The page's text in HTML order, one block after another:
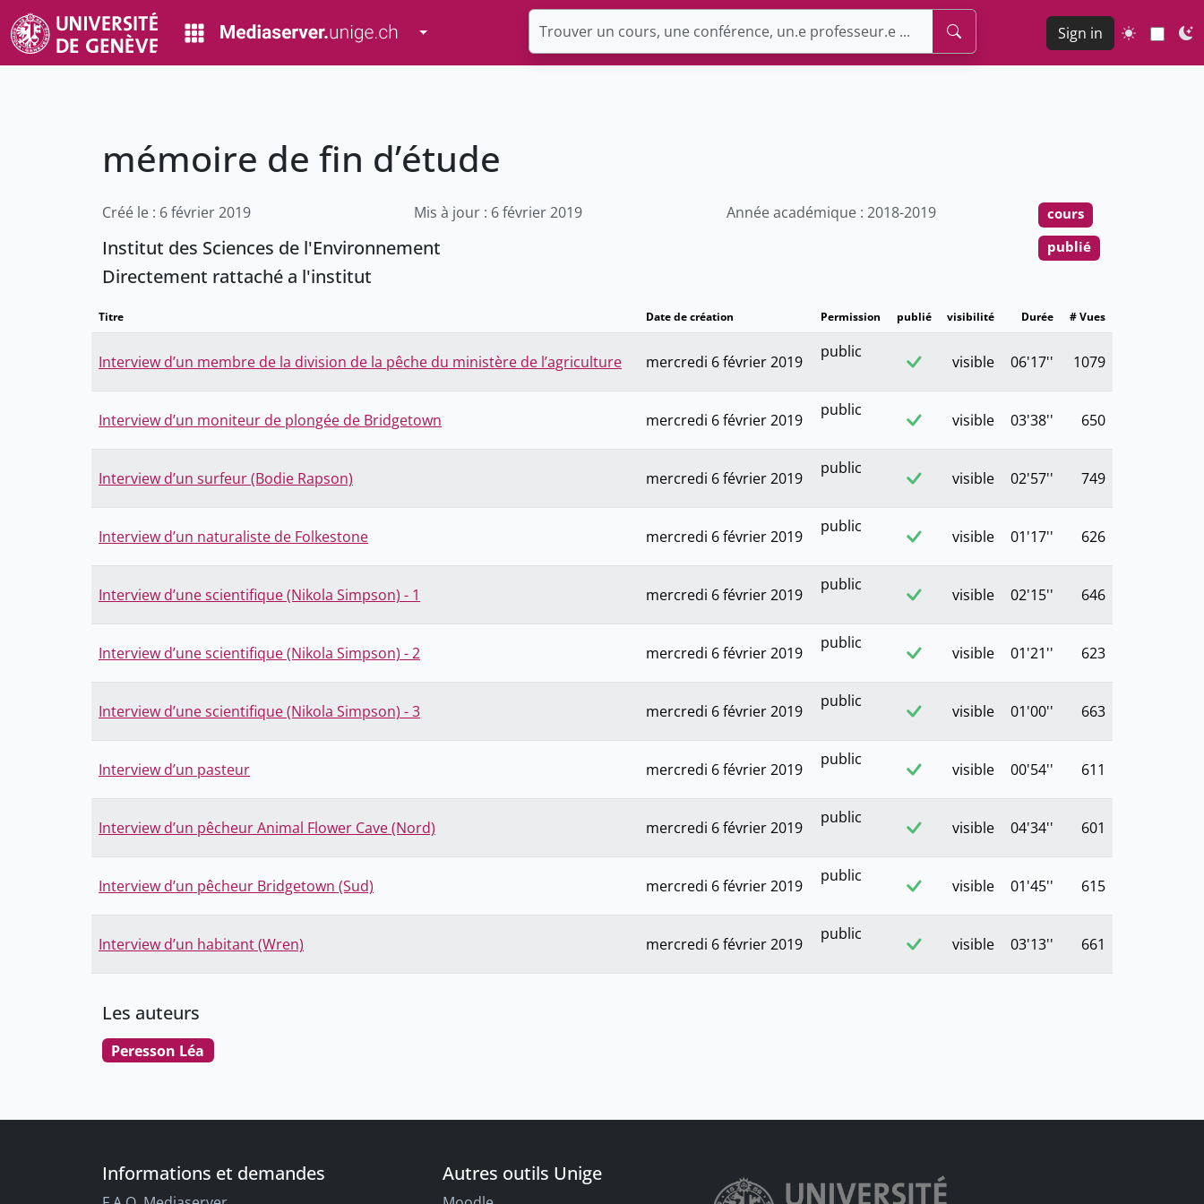
Toggle Dropdown Sign in
mémoire de fin d’étude
Créé le : 6 février 2019 Mis à jour : 6 février 2019 Année académique : 2018-2019
Institut des Sciences de l'Environnement
Directement rattaché a l'institut
cours
publié
Titre Date de création Permission publié visibilité Durée # Vues
Interview d’un membre de la division de la pêche du ministère de l’agriculture mercredi 6 février 2019
public
visible 06'17'' 1079
Interview d’un moniteur de plongée de Bridgetown mercredi 6 février 2019
public
visible 03'38'' 650
Interview d’un surfeur (Bodie Rapson) mercredi 6 février 2019
public
visible 02'57'' 749
Interview d’un naturaliste de Folkestone mercredi 6 février 2019
public
visible 01'17'' 626
Interview d’une scientifique (Nikola Simpson) - 1 mercredi 6 février 2019
public
visible 02'15'' 646
Interview d’une scientifique (Nikola Simpson) - 2 mercredi 6 février 2019
public
visible 01'21'' 623
Interview d’une scientifique (Nikola Simpson) - 3 mercredi 6 février 2019
public
visible 01'00'' 663
Interview d’un pasteur mercredi 6 février 2019
public
visible 00'54'' 611
Interview d’un pêcheur Animal Flower Cave (Nord) mercredi 6 février 2019
public
visible 04'34'' 601
Interview d’un pêcheur Bridgetown (Sud) mercredi 6 février 2019
public
visible 01'45'' 615
Interview d’un habitant (Wren) mercredi 6 février 2019
public
visible 03'13'' 661
Les auteurs
Peresson Léa
Informations et demandes Autres outils Unige